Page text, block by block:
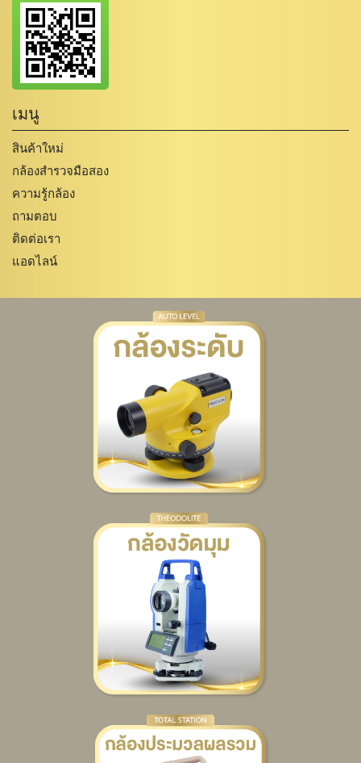
เมนู
สินค้าใหม่
กล้องสำรวจมือสอง
ความรู้กล้อง
ถามตอบ
ติดต่อเรา
แอดไลน์